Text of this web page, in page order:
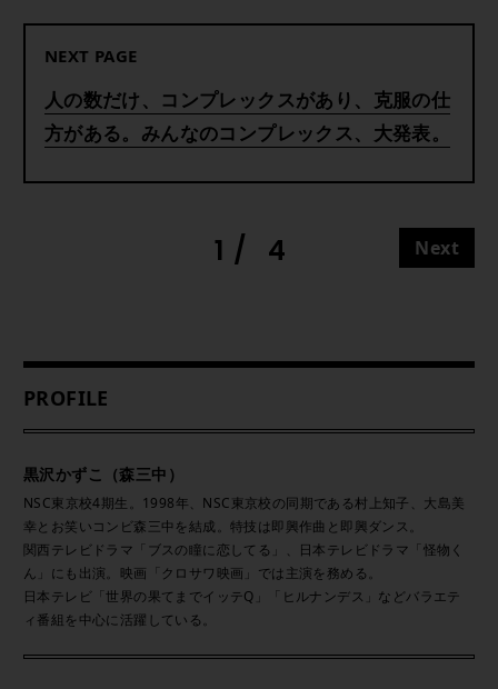
NEXT PAGE
人の数だけ、コンプレックスがあり、克服の仕
方がある。みんなのコンプレックス、大発表。
Next
1 4
PROFILE
黒沢かずこ（森三中）
NSC東京校4期生。1998年、NSC東京校の同期である村上知子、大島美
幸とお笑いコンビ森三中を結成。特技は即興作曲と即興ダンス。
関西テレビドラマ「ブスの瞳に恋してる」、日本テレビドラマ「怪物く
ん」にも出演。映画「クロサワ映画」では主演を務める。
日本テレビ「世界の果てまでイッテQ」「ヒルナンデス」などバラエテ
ィ番組を中心に活躍している。